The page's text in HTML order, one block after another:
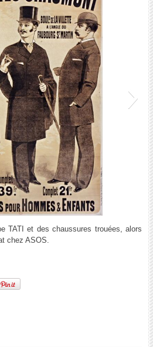
Costume
TATI et des chaussures trouées, alors
chez ASOS.